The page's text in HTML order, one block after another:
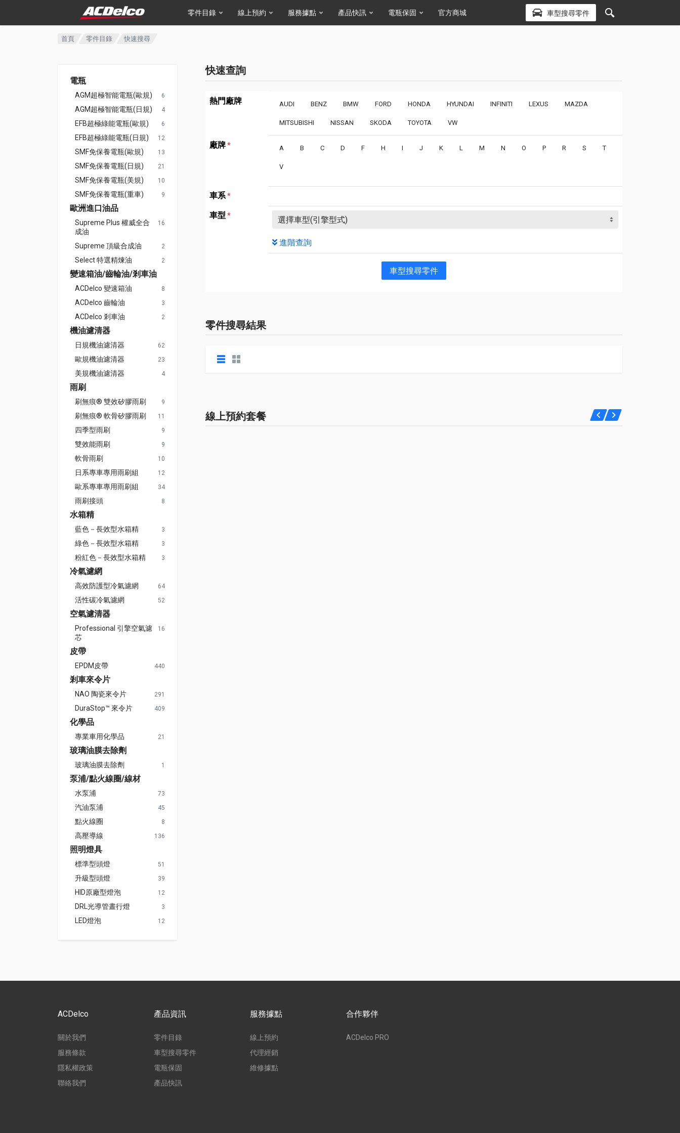
零件目錄 線上預約 服務據點 產品快訊 電瓶保固 官方商城 車型搜尋零件
首頁 零件目錄 快速搜尋
電瓶
AGM超極智能電瓶(歐規) 6
AGM超極智能電瓶(日規) 4
EFB超極綠能電瓶(歐規) 6
EFB超極綠能電瓶(日規) 12
SMF免保養電瓶(歐規) 13
SMF免保養電瓶(日規) 21
SMF免保養電瓶(美規) 10
SMF免保養電瓶(重車) 9
歐洲進口油品
Supreme Plus 權威全合
成油
16
Supreme 頂級合成油 2
Select 特選精煉油 2
變速箱油/齒輪油/剎車油
ACDelco 變速箱油 8
ACDelco 齒輪油 3
ACDelco 剎車油 2
機油濾清器
日規機油濾清器 62
歐規機油濾清器 23
美規機油濾清器 4
雨刷
刷無痕® 雙效矽膠雨刷 9
刷無痕® 軟骨矽膠雨刷 11
四季型雨刷 9
雙效能雨刷 9
軟骨雨刷 10
日系專車專用雨刷組 12
歐系專車專用雨刷組 34
雨刷接頭 8
水箱精
藍色－長效型水箱精 3
綠色－長效型水箱精 3
粉紅色－長效型水箱精 3
冷氣濾網
高效防護型冷氣濾網 64
活性碳冷氣濾網 52
空氣濾清器
Professional 引擎空氣濾
芯
16
皮帶
EPDM皮帶 440
剎車來令片
NAO 陶瓷來令片 291
DuraStop™ 來令片 409
化學品
專業車用化學品 21
玻璃油膜去除劑
玻璃油膜去除劑 1
泵浦/點火線圈/線材
水泵浦 73
汽油泵浦 45
點火線圈 8
高壓導線 136
照明燈具
標準型頭燈 51
升級型頭燈 39
HID原廠型燈泡 12
DRL光導管晝行燈 3
LED燈泡 12
快速查詢
熱門廠牌 AUDI BENZ BMW FORD HONDA HYUNDAI INFINITI LEXUS MAZDA
MITSUBISHI NISSAN SKODA TOYOTA VW
廠牌* A B C D F H I J K L M N O P R S T
V
車系*
車型 * 選擇車型(引擎型式)
進階查詢
車型搜尋零件
零件搜尋結果
線上預約套餐
ACDelco
關於我們
服務條款
隱私權政策
聯絡我們
產品資訊
零件目錄
車型搜尋零件
電瓶保固
產品快訊
服務據點
線上預約
代理經銷
維修據點
合作夥伴
ACDelco PRO